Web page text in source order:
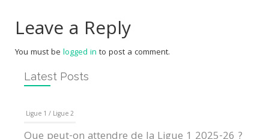
Leave a Reply
You must be logged in to post a comment.
Latest Posts
Ligue 1 / Ligue 2